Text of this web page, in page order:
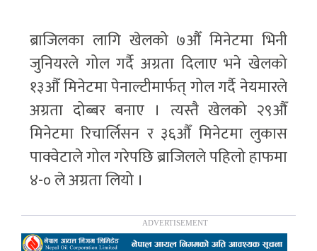
ब्राजिलका लागि खेलको ७औँ मिनेटमा भिनी
जुनियरले गोल गर्दै अग्रता दिलाए भने खेलको
१३औँ मिनेटमा पेनाल्टीमार्फत् गोल गर्दै नेयमारले
अग्रता दोब्बर बनाए । त्यस्तै खेलको २९औँ
मिनेटमा रिचार्लिसन र ३६औँ मिनेटमा लुकास
पाक्वेटाले गोल गरेपछि ब्राजिलले पहिलो हाफमा
४-० ले अग्रता लियो ।